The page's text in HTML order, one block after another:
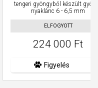
tengeri gyöngyből készült
nyaklánc 6 - 6,5 mm
ELFOGYOTT
224 000 Ft
Figyelés